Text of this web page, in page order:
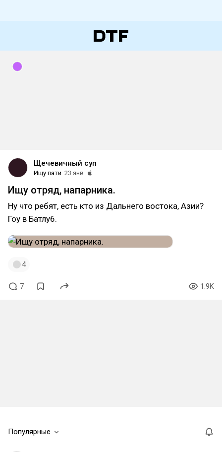
Щечевичный суп
Ищу пати 23 янв
Ищу отряд, напарника.
Ну что ребят, есть кто из Дальнего востока, Азии?
Гоу в Батлу6.
4
7 1.9K
Популярные